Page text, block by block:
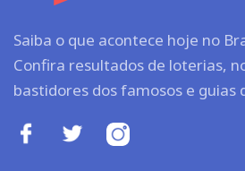
Saiba o que acontece hoje no
Confira resultados de loterias,
bastidores dos famosos e guias